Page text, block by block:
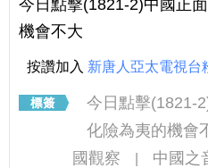
今日點擊(1821-2)中國正
機會不大
按讚加入 新唐人亞太電視台
今日點擊(1821-
化險為夷的機會
國觀察
中國之